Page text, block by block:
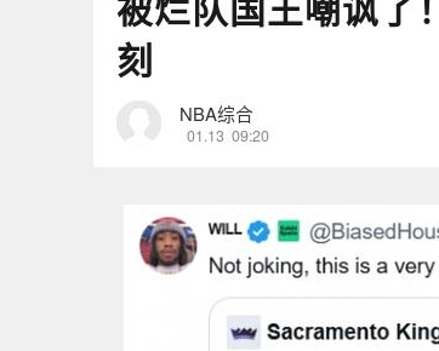
刻
NBA综合
01.13 09:20